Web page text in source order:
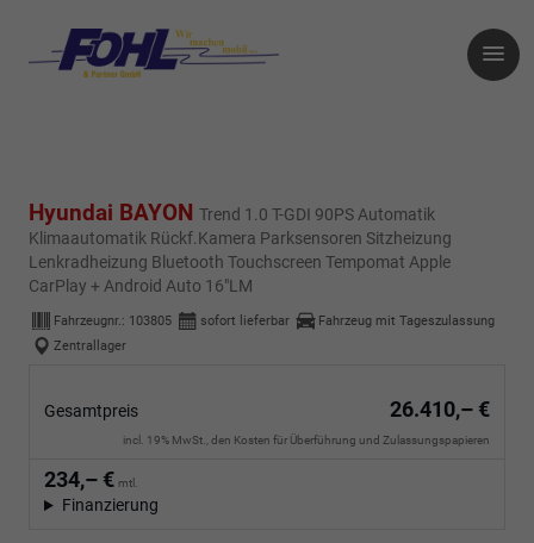
Hyundai BAYON Trend 1.0 T-GDI 90PS Automatik
Klimaautomatik Rückf.Kamera Parksensoren Sitzheizung
Lenkradheizung Bluetooth Touchscreen Tempomat Apple
CarPlay + Android Auto 16"LM
Fahrzeugnr.: 103805 sofort lieferbar
Fahrzeug mit Tageszulassung
Zentrallager
Gesamtpreis 26.410,– €
incl. 19% MwSt., den Kosten für Überführung und Zulassungspapieren
234,– € mtl.
Finanzierung